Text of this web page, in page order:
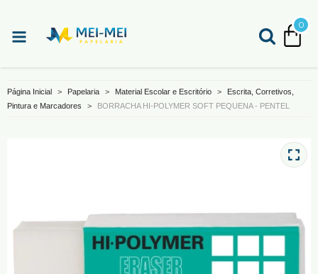
0
Página Inicial > Papelaria > Material Escolar e Escritório >
Escrita, Corretivos,
Pintura e Marcadores
> BORRACHA HI-POLYMER SOFT PEQUENA - PENTEL